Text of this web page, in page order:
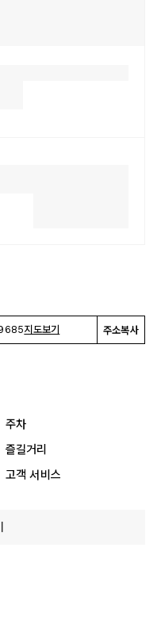
지도보기 주소복사
주차
즐길거리
고객 서비스